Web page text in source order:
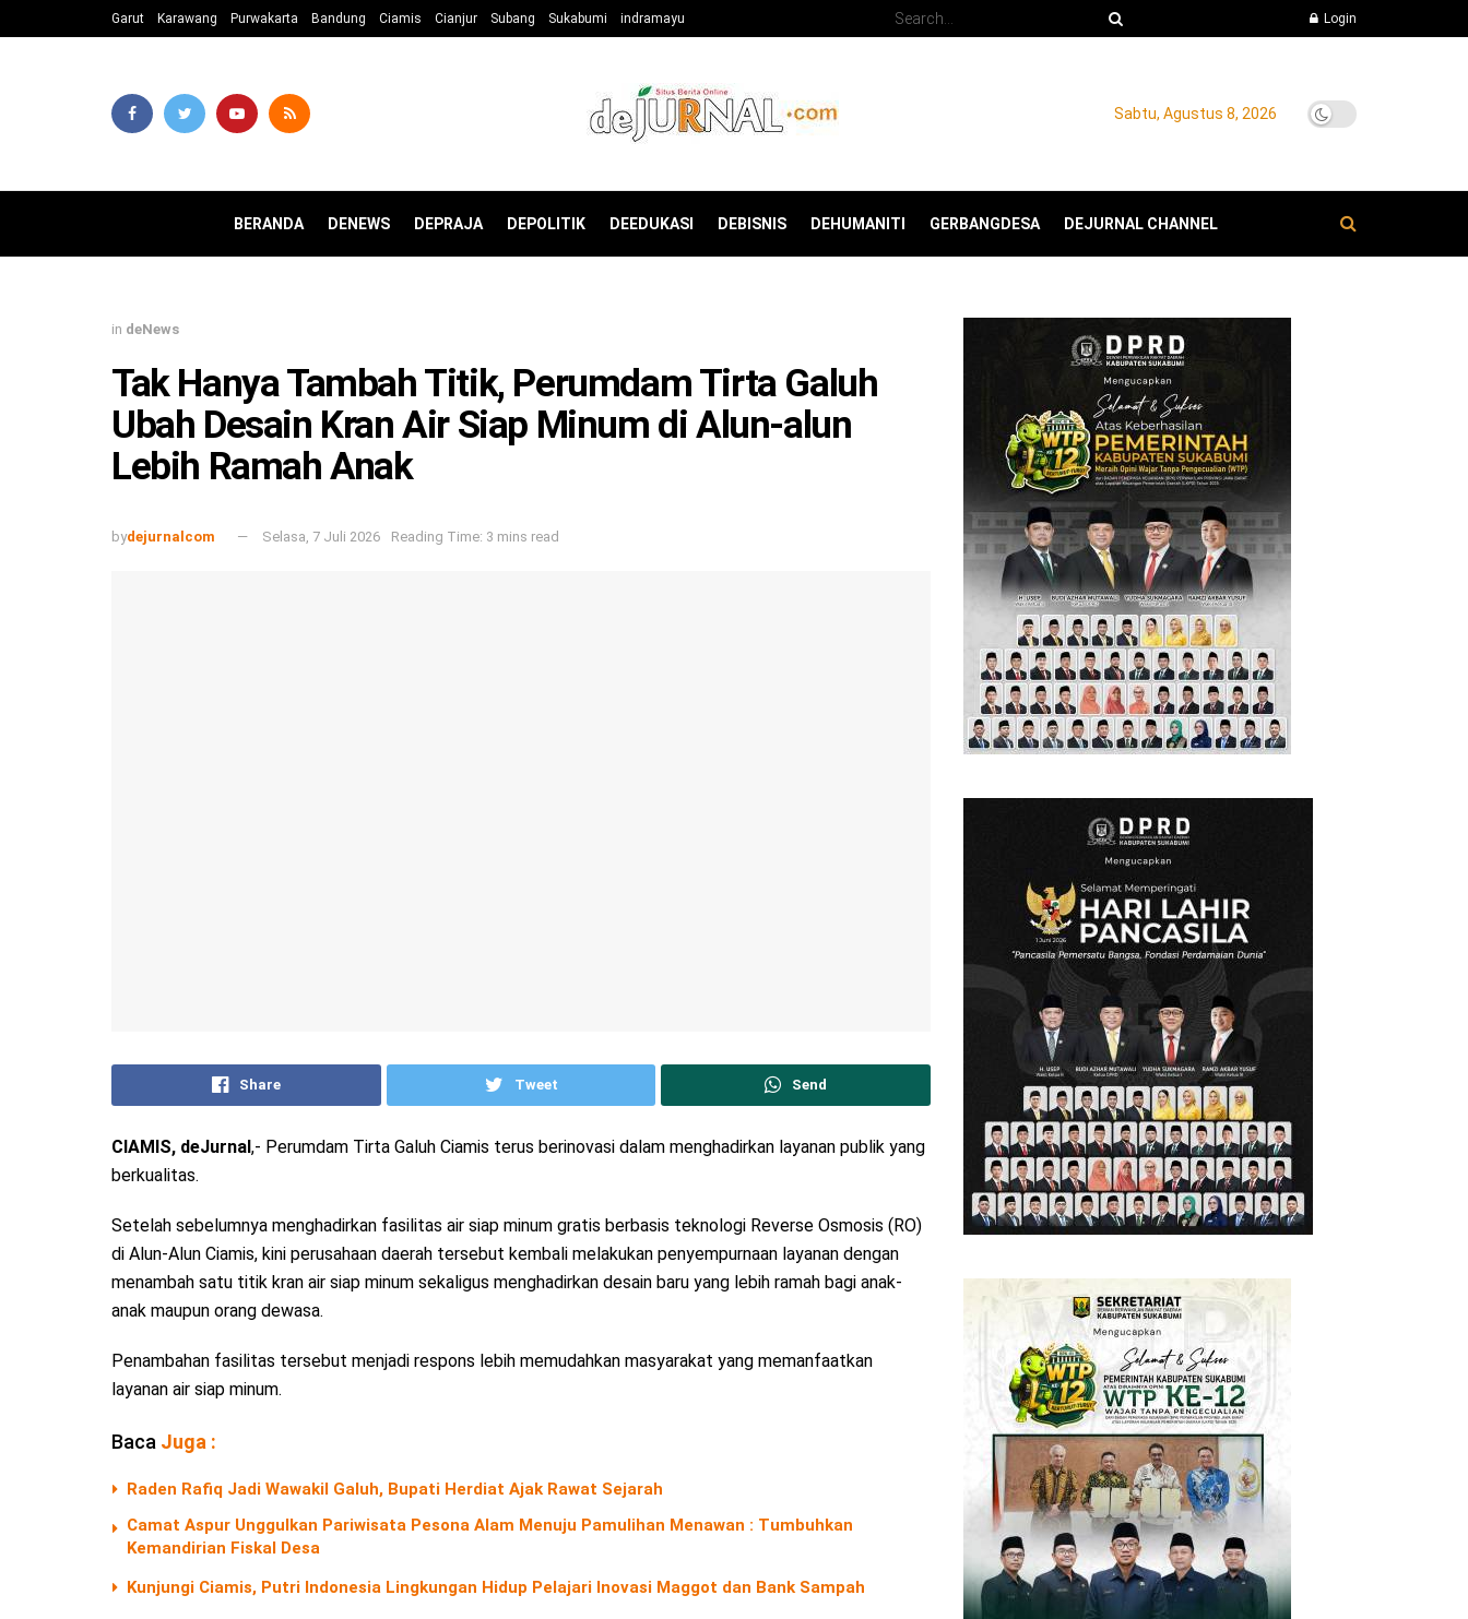
Garut Karawang Purwakarta Bandung Ciamis Cianjur Subang Sukabumi indramayu Login
Sabtu, Agustus 8, 2026
BERANDA DENEWS DEPRAJA DEPOLITIK DEEDUKASI DEBISNIS DEHUMANITI GERBANGDESA DEJURNAL CHANNEL
in deNews
Tak Hanya Tambah Titik, Perumdam Tirta Galuh
Ubah Desain Kran Air Siap Minum di Alun-alun
Lebih Ramah Anak
bydejurnalcom Selasa, 7 Juli 2026 Reading Time: 3 mins read
Share Tweet Send
CIAMIS, deJurnal,- Perumdam Tirta Galuh Ciamis terus berinovasi dalam menghadirkan layanan publik yang
berkualitas.
Setelah sebelumnya menghadirkan fasilitas air siap minum gratis berbasis teknologi Reverse Osmosis (RO)
di Alun-Alun Ciamis, kini perusahaan daerah tersebut kembali melakukan penyempurnaan layanan dengan
menambah satu titik kran air siap minum sekaligus menghadirkan desain baru yang lebih ramah bagi anak-
anak maupun orang dewasa.
Penambahan fasilitas tersebut menjadi respons lebih memudahkan masyarakat yang memanfaatkan
layanan air siap minum.
Baca Juga :
Raden Rafiq Jadi Wawakil Galuh, Bupati Herdiat Ajak Rawat Sejarah
Camat Aspur Unggulkan Pariwisata Pesona Alam Menuju Pamulihan Menawan : Tumbuhkan
Kemandirian Fiskal Desa
Kunjungi Ciamis, Putri Indonesia Lingkungan Hidup Pelajari Inovasi Maggot dan Bank Sampah